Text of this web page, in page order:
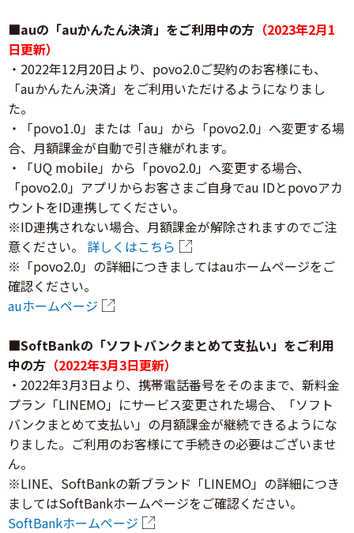
■auの「auかんたん決済」をご利用中の方 （2023年2月1
日更新）
・2022年12月20日より、povo2.0ご契約のお客様にも、
「auかんたん決済」をご利用いただけるようになりまし
た。
・「povo1.0」または「au」から「povo2.0」へ変更する場
合、月額課金が自動で引き継がれます。
・「UQ mobile」から「povo2.0」へ変更する場合、
「povo2.0」アプリからお客さまご自身でau IDとpovoアカ
ウントをID連携してください。
※ID連携されない場合、月額課金が解除されますのでご注
意ください。 詳しくはこちら
※「povo2.0」の詳細につきましてはauホームページをご
確認ください。
auホームページ
■SoftBankの「ソフトバンクまとめて支払い」をご利用
中の方 （2022年3月3日更新）
・2022年3月3日より、携帯電話番号をそのままで、新料金
プラン「LINEMO」にサービス変更された場合、「ソフト
バンクまとめて支払い」の月額課金が継続できるようにな
りました。ご利用のお客様にて手続きの必要はございませ
ん。
※LINE、SoftBankの新ブランド「LINEMO」の詳細につき
ましてはSoftBankホームページをご確認ください。
SoftBankホームページ